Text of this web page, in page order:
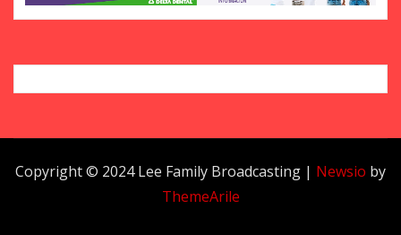
Copyright © 2024 Lee Family Broadcasting | Newsio by
ThemeArile